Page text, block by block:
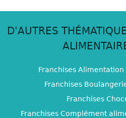
D'AUTRES
Franchises
Franchises
Franchises
Franchises Complément